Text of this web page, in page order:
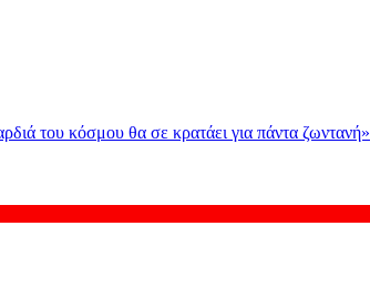
του κόσμου θα σε κρατάει για πάντα ζωντανή»